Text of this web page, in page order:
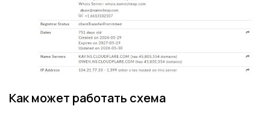
Как может работать схема